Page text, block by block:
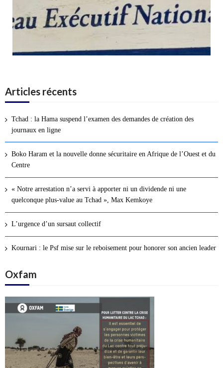
Articles récents
Tchad : la Hama suspend l’examen des demandes de création des
journaux en ligne
Boko Haram et la nouvelle donne sécuritaire en Afrique de l’Ouest et du
Centre
« Notre arrestation n’a servi à apporter ni un dividende ni une
quelconque plus-value au Tchad », Max Kemkoye
L’urgence d’un sursaut collectif
Kournari : le Psf mise sur le reboisement pour honorer son ancien leader
Oxfam